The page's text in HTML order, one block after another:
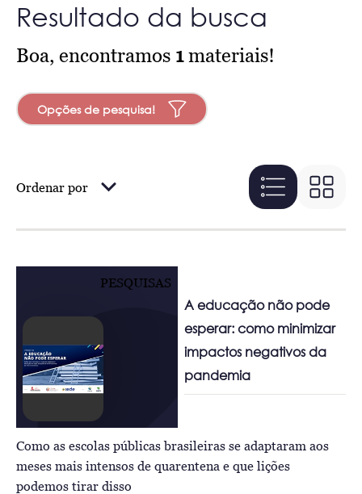
Resultado da busca
Boa, encontramos 1materiais!
Opções de pesquisa!
Ordenar por
PESQUISAS
A educação não pode
esperar: como minimizar
impactos negativos da
pandemia
Como as escolas públicas brasileiras se adaptaram aos
meses mais intensos de quarentena e que lições
podemos tirar disso